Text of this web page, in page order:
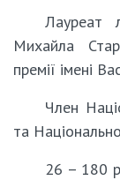
Лауреат
Михайла
премії імені
Член
та
26 – 180